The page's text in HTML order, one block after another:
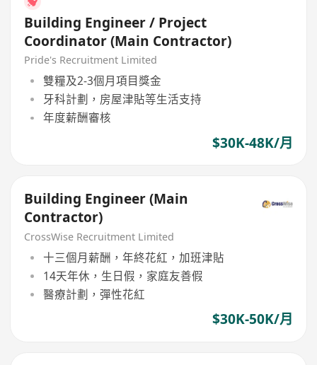
Building Engineer / Project
Coordinator (Main Contractor)
Pride's Recruitment Limited
雙糧及2-3個月項目獎金
牙科計劃，房屋津貼等生活支持
年度薪酬審核
$30K-48K/月
Building Engineer (Main
Contractor)
CrossWise Recruitment Limited
十三個月薪酬，年終花紅，加班津貼
14天年休，生日假，家庭友善假
醫療計劃，彈性花紅
$30K-50K/月